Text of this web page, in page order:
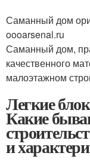
Саманный дом
oooarsenal.ru
Саманный дом,
качественного
малоэтажном
Легкие
Какие
и